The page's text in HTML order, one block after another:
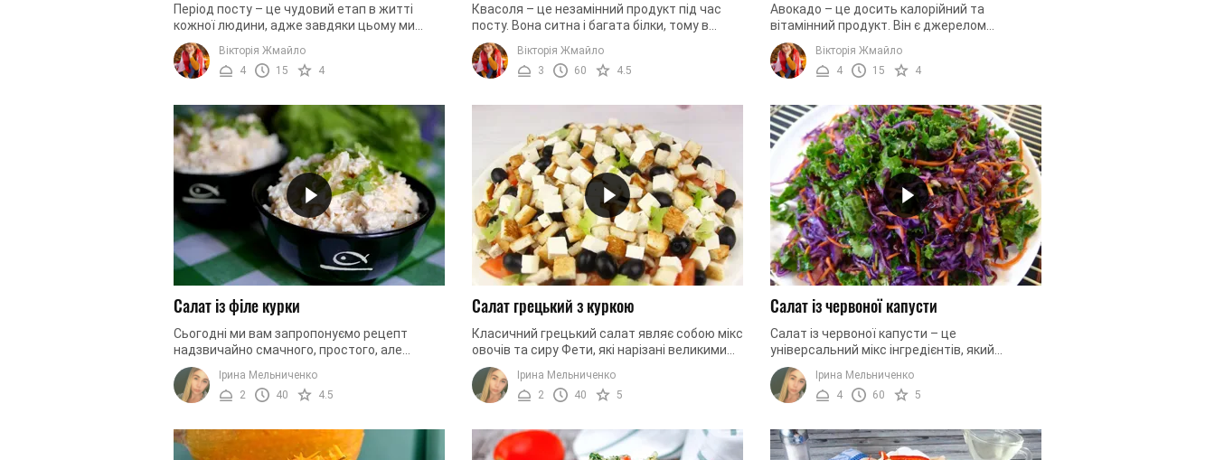
Період посту – це чудовий етап в житті
кожної людини, адже завдяки цьому ми
очищуємося морально та фізично. Ми
підготували для вас добірку салатів, ...
Вікторія Жмайло
4
15 4
Квасоля – це незамінний продукт під час
посту. Вона ситна і багата білки, тому в
період будь-якого посту з неї готують супи,
гарніри, салати і навіть ...
Вікторія Жмайло
3
60 4.5
Авокадо – це досить калорійний та
вітамінний продукт. Він є джерелом
величезної кількості вітамінів та мінералів.
Саме тому авокадо може бути ...
Вікторія Жмайло
4
15 4
Салат із філе курки
Сьогодні ми вам запропонуємо рецепт
надзвичайно смачного, простого, але
водночас нестандартного салату. До його
складу входить мінімальна кількість ...
Ірина Мельниченко
2
40 4.5
Салат грецький з куркою
Класичний грецький салат являє собою мікс
овочів та сиру Фети, які нарізані великими
кубиками. Такий салат смачний та
корисний. Його можна ...
Ірина Мельниченко
2
40 5
Салат із червоної капусти
Салат із червоної капусти – це
універсальний мікс інгредієнтів, який
припаде до смаку будь-кому. Основний
продукт урізноманітнить і додасть барв ...
Ірина Мельниченко
4
60 5